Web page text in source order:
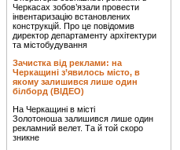
Черкасах зобов’язали провести
інвентаризацію встановлених
конструкцій. Про це повідомив
директор департаменту архітектури
та містобудування
Зачистка від реклами: на
Черкащині з’явилось місто, в
якому залишився лише один
білборд (ВІДЕО)
На Черкащині в місті
Золотоноша залишився лише один
рекламний велет. Та й той скоро
зникне